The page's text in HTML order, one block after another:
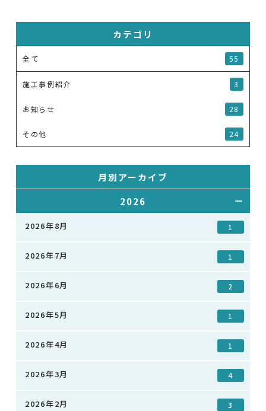
カテゴリ
全て 55
施工事例紹介 3
お知らせ 28
その他 24
月別アーカイブ
2026
2026年8月 1
2026年7月 1
2026年6月 2
2026年5月 1
2026年4月 1
2026年3月 4
2026年2月 3